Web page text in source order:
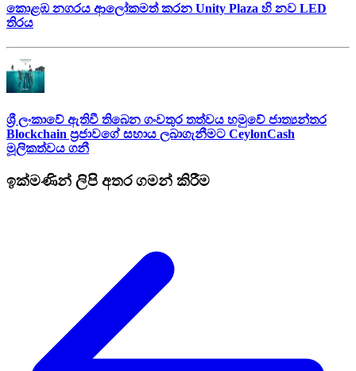
කොළඹ නගරය ආලෝකමත් කරන Unity Plaza හි නව LED
තිරය
ශ්‍රී ලංකාවේ ඇතිවී තිබෙන ගංවතුර තත්වය හමුවේ ජාත්‍යන්තර
Blockchain ප්‍රජාවගේ සහාය ලබාගැනීමට CeylonCash
මූලිකත්වය ග​නී
ඉක්මණින් ලිපි අතර ගමන් කිරීම